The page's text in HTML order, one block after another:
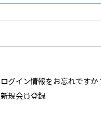
ログイン情報をお忘れですか
新規会員登録